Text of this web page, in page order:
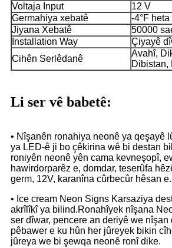
Voltaja Input
12 V
Germahiya xebatê
-4°F heta
Jiyana Xebatê
50000
Installation Way
Çiyayê
Cihên Serlêdanê
Avahî,
Dibistan,
Li ser vê babetê:
• Nîşanên ronahiya neonê ya qeşayê
ya LED-ê ji bo çêkirina wê bi destan
roniyên neonê yên cama kevneşopî,
hawirdorparêz e, domdar, teserûfa
germ, 12V, karanîna cûrbecûr hêsan
• Ice cream Neon Signs Karsaziya
akrîlîkî ya bilind.Ronahîyek nîşana
ser dîwar, pencere an deriyê we nîşan
pêbawer e ku hûn her jûreyek bikin
jûreya we bi şewqa neonê ronî dike.